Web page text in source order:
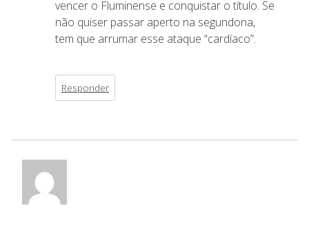
vencer o Fluminense e conquistar o título. Se
não quiser passar aperto na segundona,
tem que arrumar esse ataque “cardíaco”.
Responder